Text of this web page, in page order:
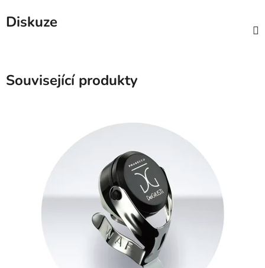
Diskuze
Související produkty